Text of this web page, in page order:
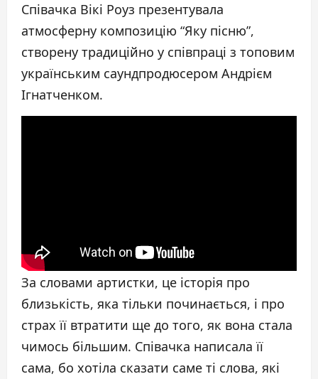
Співачка Вікі Роуз презентувала
атмосферну композицію “Яку пісню”,
створену традиційно у співпраці з топовим
українським саундпродюсером Андрієм
Ігнатченком.
За словами артистки, це історія про
близькість, яка тільки починається, і про
страх її втратити ще до того, як вона стала
чимось більшим. Співачка написала її
сама, бо хотіла сказати саме ті слова, які